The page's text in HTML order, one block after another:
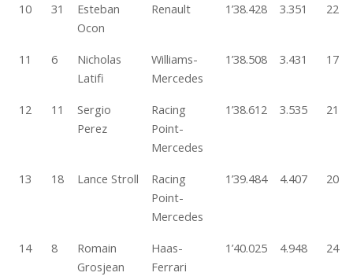
10 31
Esteban
Ocon
Renault 1’38.428 3.351 22
11 6
Nicholas
Latifi
Williams-
Mercedes
1’38.508 3.431 17
12 11
Sergio
Perez
Racing
Point-
Mercedes
1’38.612 3.535 21
13 18 Lance Stroll
Racing
Point-
Mercedes
1’39.484 4.407 20
14 8
Romain
Grosjean
Haas-
Ferrari
1’40.025 4.948 24